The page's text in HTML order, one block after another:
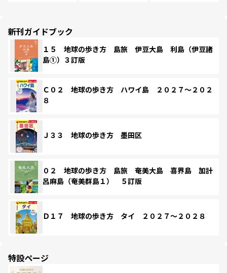
新刊ガイドブック
１５ 地球の歩き方 島旅 伊豆大島 利島（伊豆諸
島①）３訂版
Ｃ０２ 地球の歩き方 ハワイ島 ２０２７～２０２
８
Ｊ３３ 地球の歩き方 墨田区
０２ 地球の歩き方 島旅 奄美大島 喜界島 加計
呂麻島（奄美群島１） ５訂版
Ｄ１７ 地球の歩き方 タイ ２０２７～２０２８
特設ページ